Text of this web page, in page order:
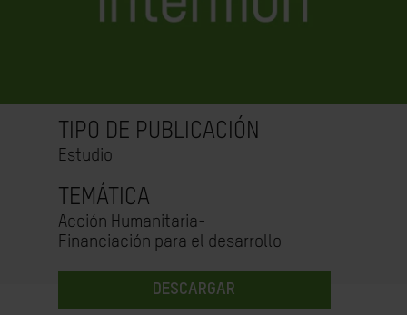
TIPO DE PUBLICACIÓN
Estudio
TEMÁTICA
Acción Humanitaria-
Financiación para el desarrollo
DESCARGAR